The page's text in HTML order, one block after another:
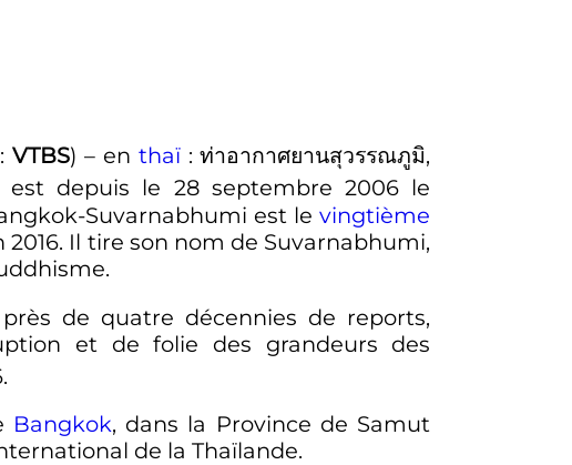
:VTBS) – en thaï :ท่าอากาศยานสุวรรณภูมิ,
est depuis le 28 septembre 2006 le
Suvarnabhumi est levingtième
2016. Il tire son nom de Suvarnabhumi,
de quatre décennies de reports,
et de folie des grandeurs des
.
Bangkok, dans la Province de Samut
de la Thaïlande.